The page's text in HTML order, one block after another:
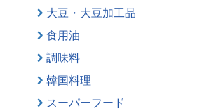
大豆・大豆加工品
食用油
調味料
韓国料理
スーパーフード